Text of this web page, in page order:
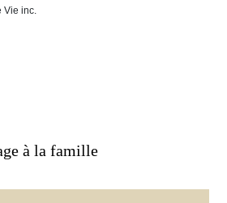
Vie inc.
à la famille